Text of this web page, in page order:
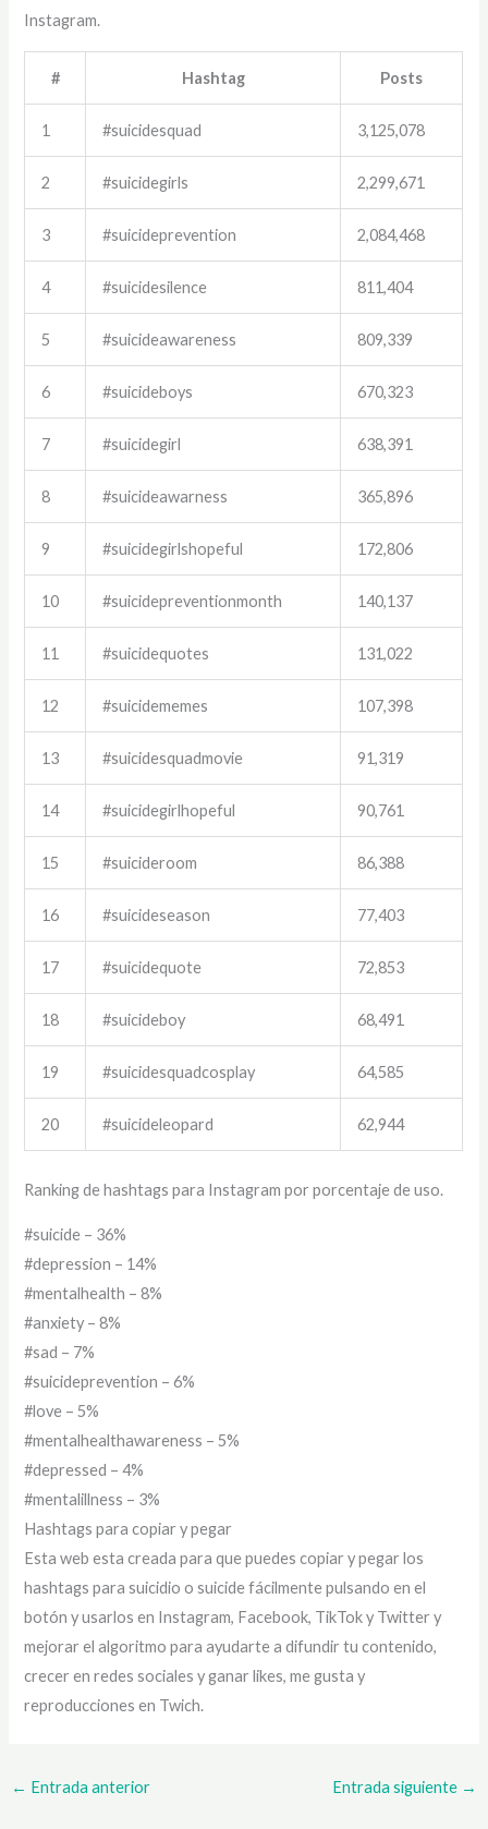
Instagram.
# Hashtag Posts
1 #suicidesquad 3,125,078
2 #suicidegirls 2,299,671
3 #suicideprevention 2,084,468
4 #suicidesilence 811,404
5 #suicideawareness 809,339
6 #suicideboys 670,323
7 #suicidegirl 638,391
8 #suicideawarness 365,896
9 #suicidegirlshopeful 172,806
10 #suicidepreventionmonth 140,137
11 #suicidequotes 131,022
12 #suicidememes 107,398
13 #suicidesquadmovie 91,319
14 #suicidegirlhopeful 90,761
15 #suicideroom 86,388
16 #suicideseason 77,403
17 #suicidequote 72,853
18 #suicideboy 68,491
19 #suicidesquadcosplay 64,585
20 #suicideleopard 62,944
Ranking de hashtags para Instagram por porcentaje de uso.
#suicide – 36%
#depression – 14%
#mentalhealth – 8%
#anxiety – 8%
#sad – 7%
#suicideprevention – 6%
#love – 5%
#mentalhealthawareness – 5%
#depressed – 4%
#mentalillness – 3%
Hashtags para copiar y pegar
Esta web esta creada para que puedes copiar y pegar los
hashtags para suicidio o suicide fácilmente pulsando en el
botón y usarlos en Instagram, Facebook, TikTok y Twitter y
mejorar el algoritmo para ayudarte a difundir tu contenido,
crecer en redes sociales y ganar likes, me gusta y
reproducciones en Twich.
← Entrada anterior Entrada siguiente →